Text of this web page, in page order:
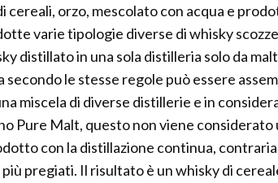
cereali, orzo, mescolato con acqua e
varie tipologie diverse di whisky
distillato in una sola distilleria solo da
le stesse regole può essere
miscela di diverse distillerie e in
Pure Malt, questo non viene considerato
con la distillazione continua,
pregiati. Il risultato è un whisky di